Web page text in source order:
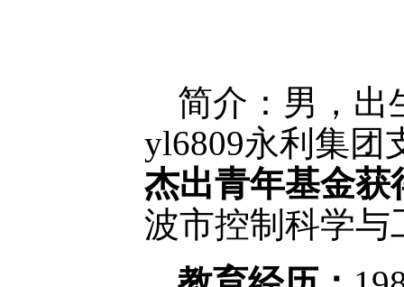
简介：男，出
yl6809永利集团
杰出青年基金获
波市控制科学与